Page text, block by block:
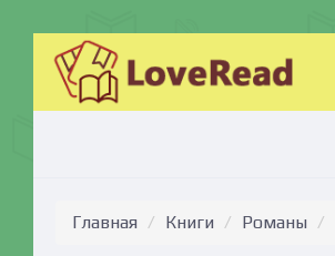
Главная Книги Романы